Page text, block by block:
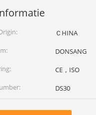
ＣHINA
DONSANG
CE，ISO
DS30